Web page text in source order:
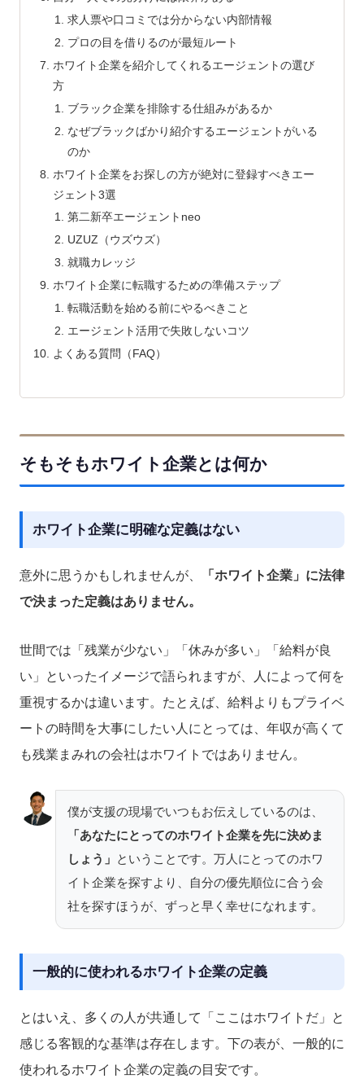
求人票や口コミでは分からない内部情報
プロの目を借りるのが最短ルート
ホワイト企業を紹介してくれるエージェントの選び
方
ブラック企業を排除する仕組みがあるか
なぜブラックばかり紹介するエージェントがいる
のか
ホワイト企業をお探しの方が絶対に登録すべきエー
ジェント3選
第二新卒エージェントneo
UZUZ（ウズウズ）
就職カレッジ
ホワイト企業に転職するための準備ステップ
転職活動を始める前にやるべきこと
エージェント活用で失敗しないコツ
よくある質問（FAQ）
そもそもホワイト企業とは何か
ホワイト企業に明確な定義はない
意外に思うかもしれませんが、
「ホワイト企業」に法律
で決まった定義はありません。
世間では「残業が少ない」「休みが多い」「給料が良
い」といったイメージで語られますが、人によって何を
重視するかは違います。たとえば、給料よりもプライベ
ートの時間を大事にしたい人にとっては、年収が高くて
も残業まみれの会社はホワイトではありません。
僕が支援の現場でいつもお伝えしているのは、
「あなたにとってのホワイト企業を先に決めま
しょう」
ということです。万人にとってのホワ
イト企業を探すより、自分の優先順位に合う会
社を探すほうが、ずっと早く幸せになれます。
一般的に使われるホワイト企業の定義
とはいえ、多くの人が共通して「ここはホワイトだ」と
感じる客観的な基準は存在します。下の表が、一般的に
使われるホワイト企業の定義の目安です。